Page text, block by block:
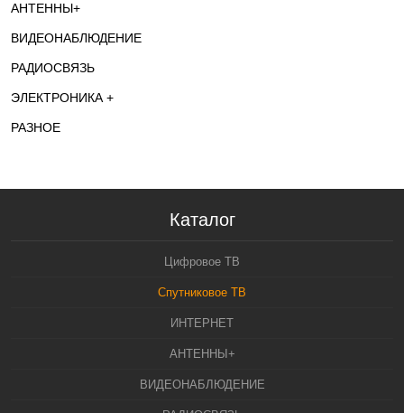
АНТЕННЫ+
ВИДЕОНАБЛЮДЕНИЕ
РАДИОСВЯЗЬ
ЭЛЕКТРОНИКА +
РАЗНОЕ
Каталог
Цифровое ТВ
Спутниковое ТВ
ИНТЕРНЕТ
АНТЕННЫ+
ВИДЕОНАБЛЮДЕНИЕ